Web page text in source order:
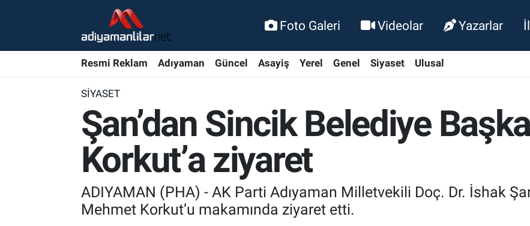
Foto Galeri Videolar Yazarlar
Resmi Reklam Adıyaman Güncel Asayiş Yerel Genel Siyaset Ulusal
SIYASET
Şan’dan Sincik Belediye
Korkut’a ziyaret
ADIYAMAN (PHA) - AK Parti Adıyaman Milletvekili Doç. Dr. İshak
Mehmet Korkut’u makamında ziyaret etti.
Bölge Haberleri
Nöbetçi Eczaneler
Adiyaman Namaz Vakitleri
Trafik Durumu
Süper Lig Puan Durumu ve Fikstür
Tüm Manşetler